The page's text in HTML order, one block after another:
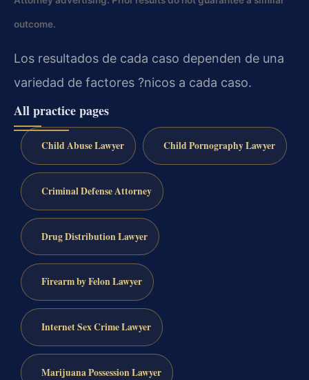
outcome.
Los resultados de cada caso dependen de una
variedad de factores ?nicos a cada caso.
All practice pages
Child Abuse Lawyer Child Pornography Lawyer
Criminal Defense Attorney
Drug Distribution Lawyer
Firearm by Felon Lawyer
Internet Sex Crime Lawyer
Marijuana Possession Lawyer